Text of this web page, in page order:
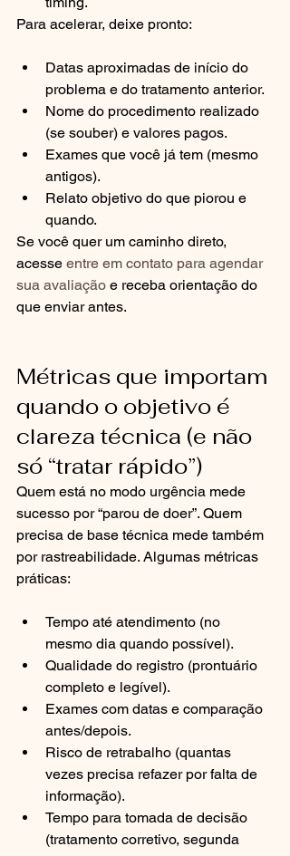
Para acelerar, deixe pronto:
Datas aproximadas de início do
problema e do tratamento anterior.
Nome do procedimento realizado
(se souber) e valores pagos.
Exames que você já tem (mesmo
antigos).
Relato objetivo do que piorou e
quando.
Se você quer um caminho direto,
acesse entre em contato para agendar
sua avaliação e receba orientação do
que enviar antes.
Métricas que importam
quando o objetivo é
clareza técnica (e não
só “tratar rápido”)
Quem está no modo urgência mede
sucesso por “parou de doer”. Quem
precisa de base técnica mede também
por rastreabilidade. Algumas métricas
práticas:
Tempo até atendimento (no
mesmo dia quando possível).
Qualidade do registro (prontuário
completo e legível).
Exames com datas e comparação
antes/depois.
Risco de retrabalho (quantas
vezes precisa refazer por falta de
informação).
Tempo para tomada de decisão
(tratamento corretivo, segunda